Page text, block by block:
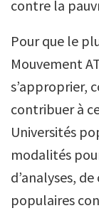
contre la
Pour que le
Mouvement
s’approprier,
contribuer à
Universités
modalités
d’analyses,
populaires